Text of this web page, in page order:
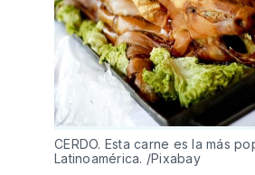
CERDO. Esta carne es la más
Latinoamérica. /Pixabay